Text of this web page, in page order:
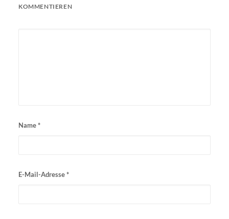
KOMMENTIEREN
Name*
E-Mail-Adresse*